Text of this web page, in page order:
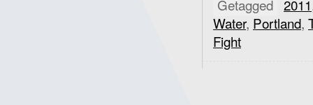
Getagged 2011
Water, Portland,
Fight